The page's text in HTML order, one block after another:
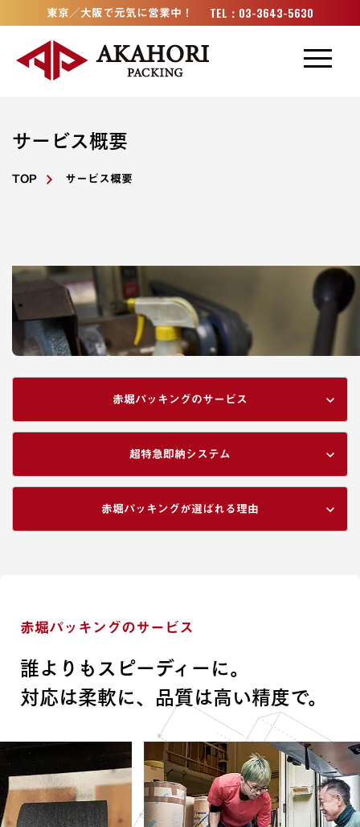
東京／大阪で元気に営業中！ TEL：03-3643-5630
設備・技術
会社概要
ゴムナビ
サービス概要
TOP サービス概要
赤堀パッキングのサービス
超特急即納システム
赤堀パッキングが選ばれる理由
赤堀パッキングのサービス
誰よりもスピーディーに。
対応は柔軟に、品質は高い精度で。